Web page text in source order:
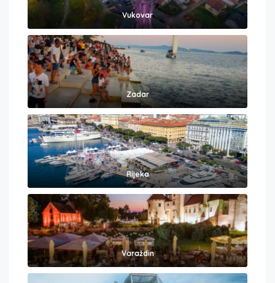
Vukovar
Zadar
Rijeka
Varaždin